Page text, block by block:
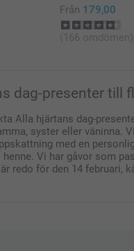
Från 179,00
(166 omdömen)
dag-presenter till
Alla hjärtans dag-
syster eller väninna.
med en
Vi har gåvor som
redo för den 14 februari,